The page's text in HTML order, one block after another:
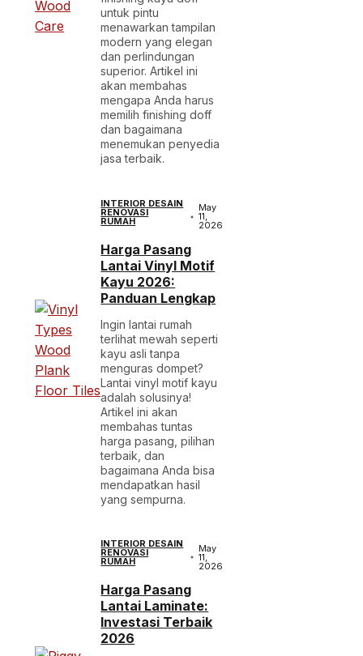
untuk pintu
menawarkan tampilan
modern yang elegan
dan perlindungan
superior. Artikel ini
akan membahas
mengapa Anda harus
memilih finishing doff
dan bagaimana
menemukan penyedia
jasa terbaik.
INTERIOR DESAIN
RENOVASI
RUMAH
May
11,
2026
Harga Pasang
Lantai Vinyl Motif
Kayu 2026:
Panduan Lengkap
Ingin lantai rumah
terlihat mewah seperti
kayu asli tanpa
menguras dompet?
Lantai vinyl motif kayu
adalah solusinya!
Artikel ini akan
membahas tuntas
harga pasang, pilihan
terbaik, dan
bagaimana Anda bisa
mendapatkan hasil
yang sempurna.
INTERIOR DESAIN
RENOVASI
RUMAH
May
11,
2026
Harga Pasang
Lantai Laminate:
Investasi Terbaik
2026